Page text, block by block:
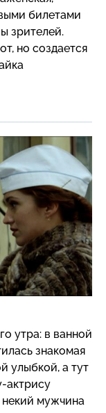
билетами
зрителей.
но создается
утра: в ванной
знакомая
улыбкой, а тут
актрису
мужчина